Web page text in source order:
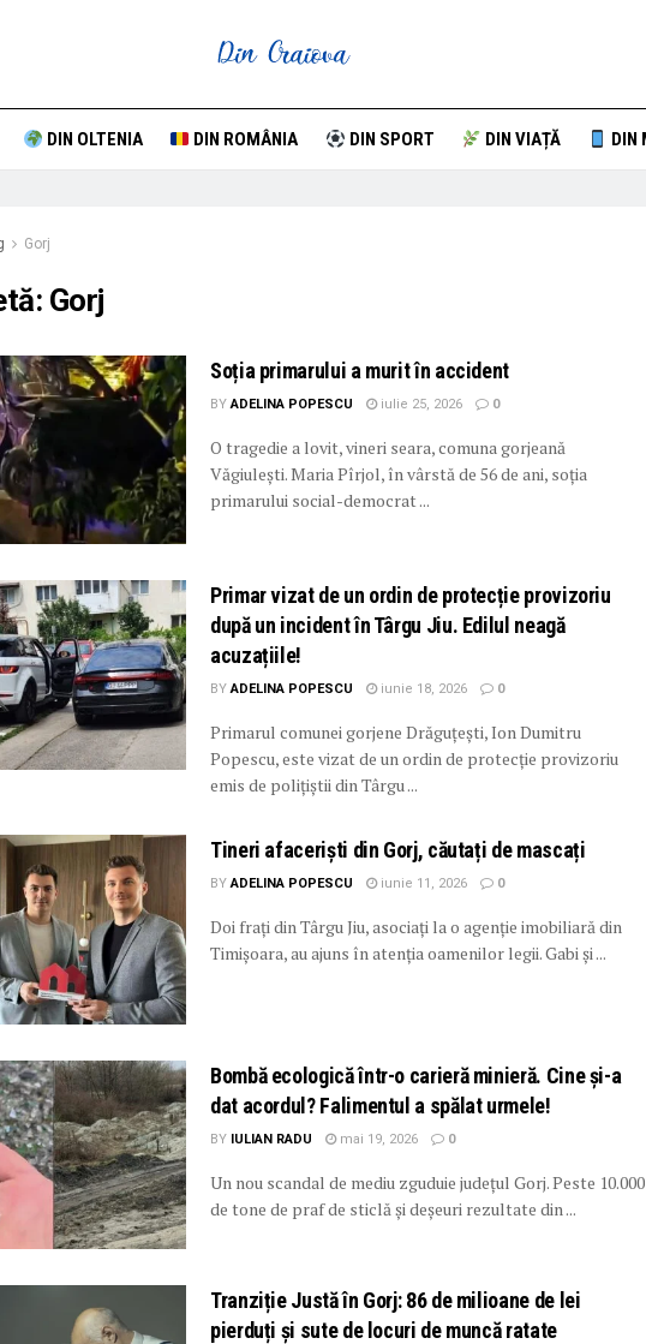
DIN OLTENIA DIN ROMÂNIA DIN SPORT DIN VIAȚĂ DIN
Gorj
Gorj
Soția primarului a murit în accident
BY ADELINA POPESCU iulie 25, 2026 0
O tragedie a lovit, vineri seara, comuna gorjeană
Văgiulești. Maria Pîrjol, în vârstă de 56 de ani, soția
primarului social-democrat ...
Primar vizat de un ordin de protecție provizoriu
după un incident în Târgu Jiu. Edilul neagă
acuzațiile!
BY ADELINA POPESCU iunie 18, 2026 0
Primarul comunei gorjene Drăguțești, Ion Dumitru
Popescu, este vizat de un ordin de protecție provizoriu
emis de polițiștii din Târgu ...
Tineri afaceriști din Gorj, căutați de mascați
BY ADELINA POPESCU iunie 11, 2026 0
Doi frați din Târgu Jiu, asociați la o agenție imobiliară din
Timișoara, au ajuns în atenția oamenilor legii. Gabi și ...
Bombă ecologică într-o carieră minieră. Cine și-a
dat acordul? Falimentul a spălat urmele!
BY IULIAN RADU mai 19, 2026 0
Un nou scandal de mediu zguduie județul Gorj. Peste 10.000
de tone de praf de sticlă și deșeuri rezultate din ...
Tranziție Justă în Gorj: 86 de milioane de lei
pierduți și sute de locuri de muncă ratate